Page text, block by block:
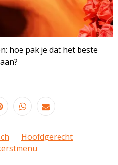
hoe pak je dat het beste
aan?
Hoofdgerecht